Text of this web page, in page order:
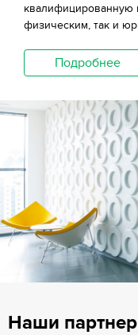
физическим, так и
Подробнее
Наши